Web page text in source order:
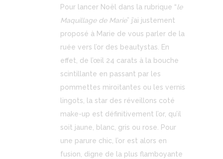
Pour lancer Noël dans la rubrique “le
Maquillage de Marie” j’ai justement
proposé à Marie de vous parler de la
ruée vers l’or des beautystas. En
effet, de l’œil 24 carats à la bouche
scintillante en passant par les
pommettes miroitantes ou les vernis
lingots, la star des réveillons coté
make-up est définitivement l’or, qu’il
soit jaune, blanc, gris ou rose. Pour
une parure chic, l’or est alors en
fusion, digne de la plus flamboyante